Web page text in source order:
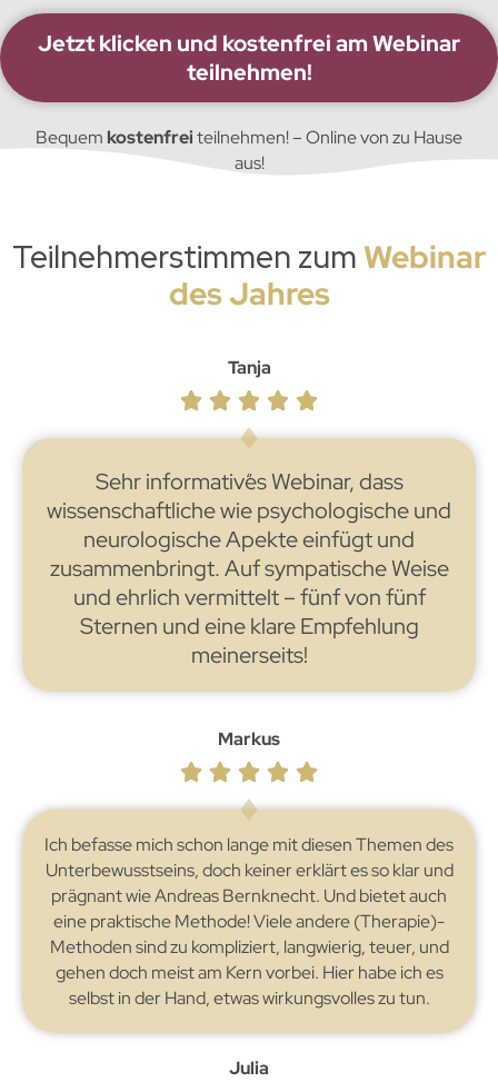
Jetzt klicken und kostenfrei am Webinar
teilnehmen!
Bequem kostenfreiteilnehmen! – Online von zu Hause
aus!
Teilnehmer­stimmen zum Webinar
des Jahres
Tanja
Sehr informatives Webinar, dass
wissenschaftliche wie psychologische und
neurologische Apekte einfügt und
zusammenbringt. Auf sympatische Weise
und ehrlich vermittelt – fünf von fünf
Sternen und eine klare Empfehlung
meinerseits!
Markus
Ich befasse mich schon lange mit diesen Themen des
Unterbewusstseins, doch keiner erklärt es so klar und
prägnant wie Andreas Bernknecht. Und bietet auch
eine praktische Methode! Viele andere (Therapie)-
Methoden sind zu kompliziert, langwierig, teuer, und
gehen doch meist am Kern vorbei. Hier habe ich es
selbst in der Hand, etwas wirkungsvolles zu tun.
Julia